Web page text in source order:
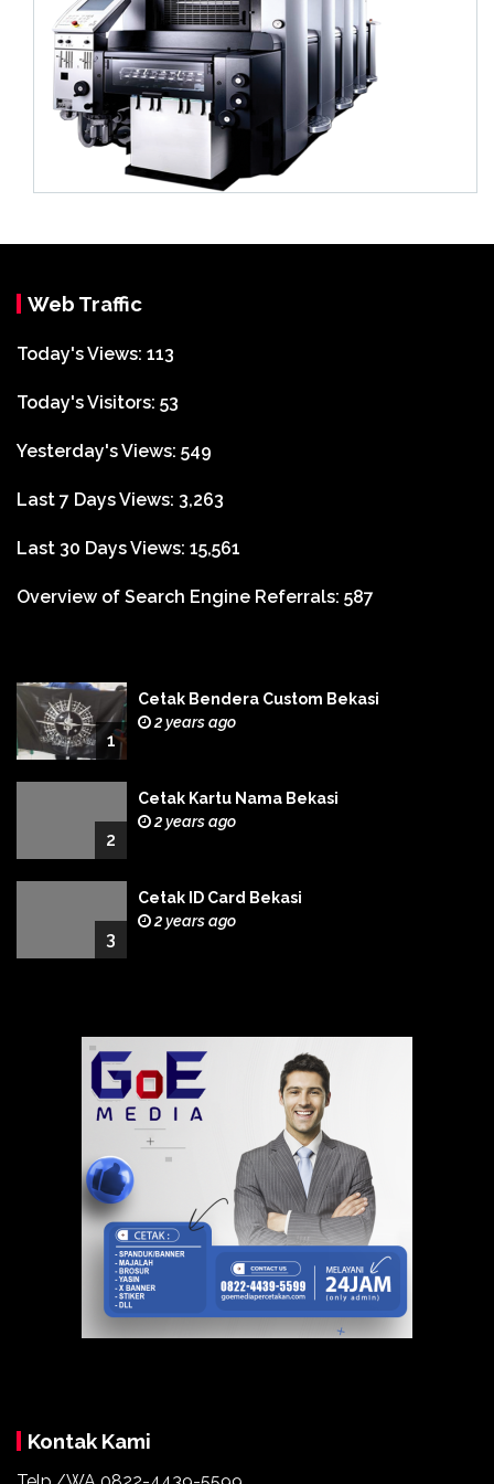
Web Traffic
Today's Views: 113
Today's Visitors: 53
Yesterday's Views: 549
Last 7 Days Views: 3,263
Last 30 Days Views: 15,561
Overview of Search Engine Referrals: 587
1
Cetak Bendera Custom Bekasi
2 years ago
2
Cetak Kartu Nama Bekasi
2 years ago
3
Cetak ID Card Bekasi
2 years ago
Kontak Kami